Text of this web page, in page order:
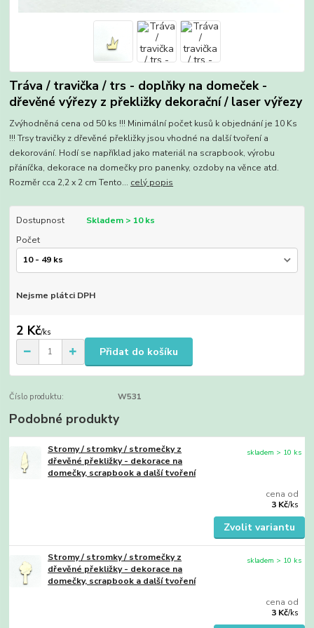
Tráva / travička / trs - doplňky na domeček -
dřevěné výřezy z překližky dekorační / laser výřezy
Zvýhodněná cena od 50 ks !!! Minimální počet kusů k objednání je 10 Ks
!!! Trsy travičky z dřevěné překližky jsou vhodné na další tvoření a
dekorování. Hodí se například jako materiál na scrapbook, výrobu
přáníčka, dekorace na domečky pro panenky, ozdoby na věnce atd.
Rozměr cca 2,2 x 2 cm Tento... celý popis
Dostupnost
Skladem > 10 ks
Počet
Nejsme plátci DPH
2 Kč/ks
Přidat do košíku
Číslo produktu: W531
Podobné produkty
Stromy / stromky / stromečky z
dřevěné překližky - dekorace na
domečky, scrapbook a další tvoření
cena od
3 Kč/ks
skladem > 10 ks
Zvolit variantu
Stromy / stromky / stromečky z
dřevěné překližky - dekorace na
domečky, scrapbook a další tvoření
cena od
3 Kč/ks
skladem > 10 ks